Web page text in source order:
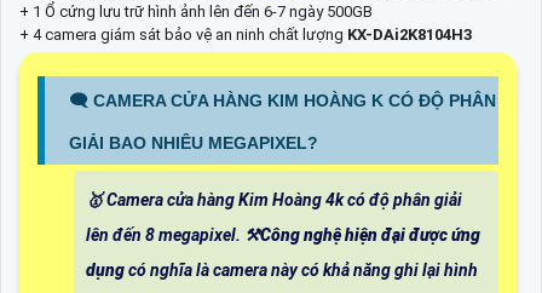
+ 1 Ổ cứng lưu trữ hình ảnh lên đến 6-7 ngày 500GB
+ 4 camera giám sát bảo vệ an ninh chất lượng KX-DAi2K8104H3
🗨️ CAMERA CỬA HÀNG KIM HOÀNG K CÓ ĐỘ PHÂN
GIẢI BAO NHIÊU MEGAPIXEL?
🥇 Camera cửa hàng Kim Hoàng 4k có độ phân giải
lên đến 8 megapixel. ⚒Công nghệ hiện đại được ứng
dụngcó nghĩa là camera này có khả năng ghi lại hình